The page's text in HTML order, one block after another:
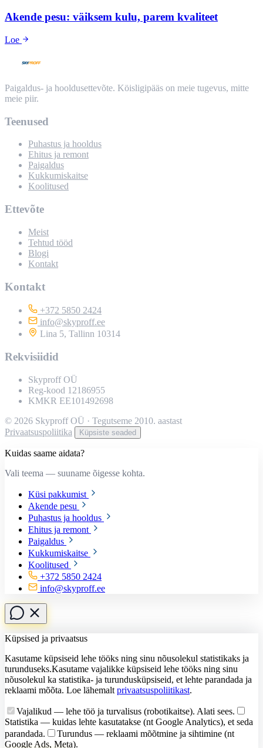
Akende pesu: väiksem kulu, parem kvaliteet
Loe
Paigaldus- ja hooldusettevõte. Köisligipääs on meie tugevus, mitte
meie piir.
Teenused
Puhastus ja hooldus
Ehitus ja remont
Paigaldus
Kukkumiskaitse
Koolitused
Ettevõte
Meist
Tehtud tööd
Blogi
Kontakt
Kontakt
+372 5850 2424
info@skyproff.ee
Lina 5, Tallinn 10314
Rekvisiidid
Skyproff OÜ
Reg-kood 12186955
KMKR EE101492698
© 2026 Skyproff OÜ · Tegutseme 2010. aastast
Privaatsuspoliitika
Küpsiste seaded
Kuidas saame aidata?
Vali teema — suuname õigesse kohta.
Küsi pakkumist
Akende pesu
Puhastus ja hooldus
Ehitus ja remont
Paigaldus
Kukkumiskaitse
Koolitused
+372 5850 2424
info@skyproff.ee
Küpsised ja privaatsus
Kasutame küpsiseid lehe tööks ning sinu nõusolekul statistikaks ja
turunduseks.Kasutame vajalikke küpsiseid lehe tööks ning sinu
nõusolekul ka statistika- ja turundusküpsiseid, et lehte parandada ja
reklaami mõõta. Loe lähemalt privaatsuspoliitikast.
Vajalikud — lehe töö ja turvalisus (robotikaitse). Alati sees.
Statistika — kuidas lehte kasutatakse (nt Google Analytics), et seda
parandada.
Turundus — reklaami mõõtmine ja sihtimine (nt
Google Ads, Meta).